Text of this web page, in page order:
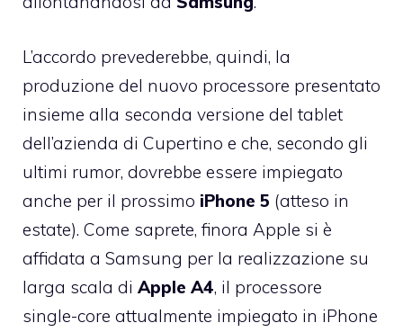
L’accordo prevederebbe, quindi, la
produzione del nuovo processore presentato
insieme alla seconda versione del tablet
dell’azienda di Cupertino e che, secondo gli
ultimi rumor, dovrebbe essere impiegato
anche per il prossimo iPhone 5 (atteso in
estate). Come saprete, finora Apple si è
affidata a Samsung per la realizzazione su
larga scala di Apple A4, il processore
single-core attualmente impiegato in iPhone